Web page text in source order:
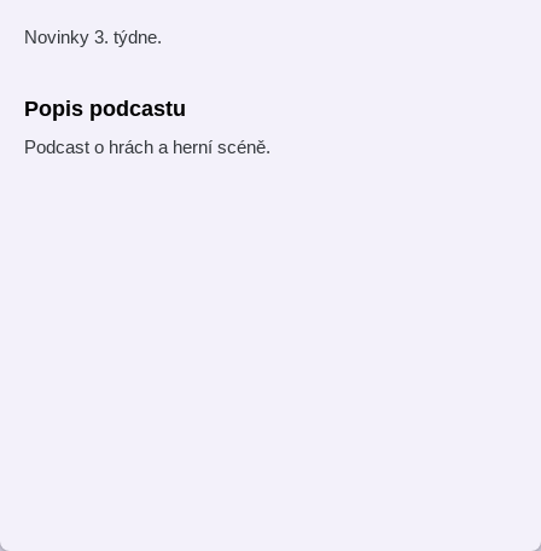
Novinky 3. týdne.
Popis podcastu
Podcast o hrách a herní scéně.